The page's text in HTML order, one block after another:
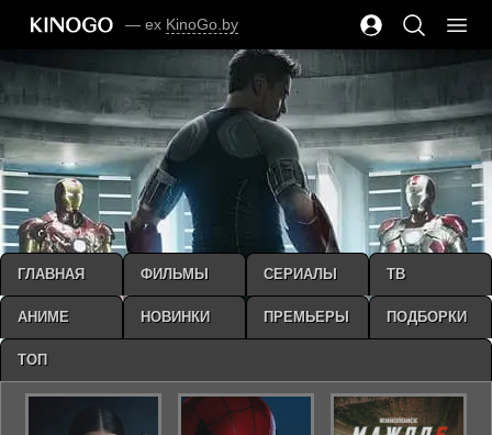
— ex KinoGo.by
ГЛАВНАЯ ФИЛЬМЫ СЕРИАЛЫ ТВ
АНИМЕ НОВИНКИ ПРЕМЬЕРЫ ПОДБОРКИ
ТОП